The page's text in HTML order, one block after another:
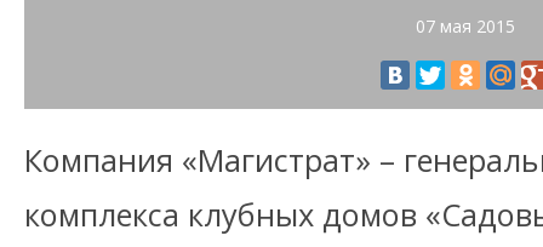
07 мая 2015
Компания «Магистрат» –
комплекса клубных домов